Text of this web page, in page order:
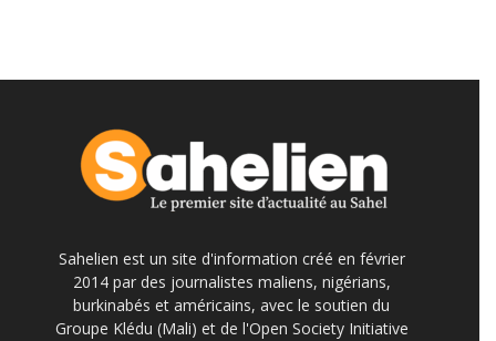
Sahelien est un site d'information créé en février
2014 par des journalistes maliens, nigérians,
burkinabés et américains, avec le soutien du
Groupe Klédu (Mali) et de l'Open Society Initiative